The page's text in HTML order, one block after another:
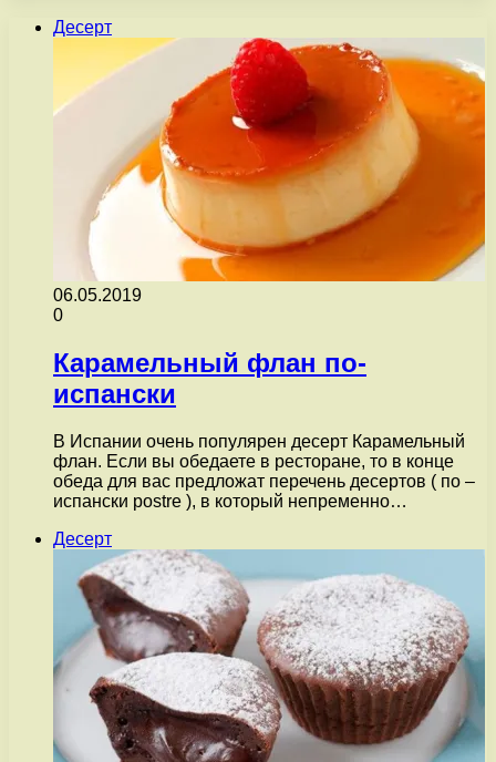
Десерт
06.05.2019
0
Карамельный флан по-
испански
В Испании очень популярен десерт Карамельный
флан. Если вы обедаете в ресторане, то в конце
обеда для вас предложат перечень десертов ( по –
испански postre ), в который непременно…
Десерт